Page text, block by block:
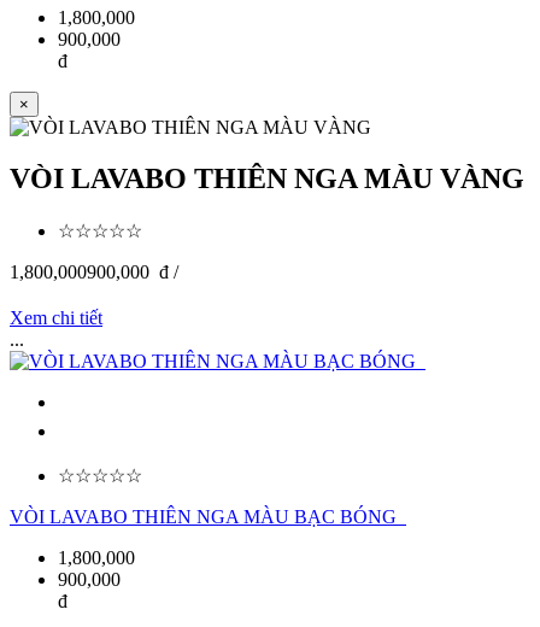
1,800,000
900,000
đ
×
VÒI LAVABO THIÊN NGA MÀU VÀNG
☆☆☆☆☆
1,800,000900,000 đ /
Xem chi tiết
...
☆☆☆☆☆
VÒI LAVABO THIÊN NGA MÀU BẠC BÓNG
1,800,000
900,000
đ